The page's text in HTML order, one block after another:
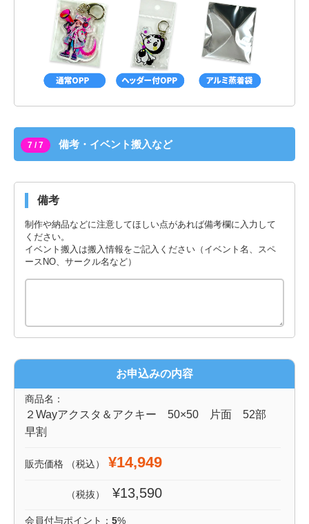
7 / 7 備考・イベント搬入など
備考
制作や納品などに注意してほしい点があれば備考欄に入力して
ください。
イベント搬入は搬入情報をご記入ください（イベント名、スペ
ースNO、サークル名など）
お申込みの内容
商品名：
２Wayアクスタ＆アクキー 50×50 片面 52部
早割
販売価格 （税込） ¥14,949
（税抜） ¥13,590
会員付与ポイント： 5%